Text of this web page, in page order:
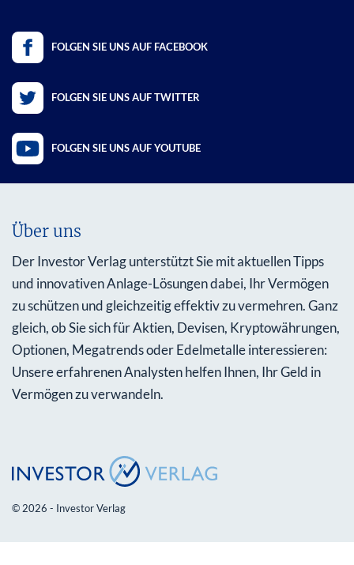
FOLGEN SIE UNS AUF FACEBOOK
FOLGEN SIE UNS AUF TWITTER
FOLGEN SIE UNS AUF YOUTUBE
Über uns
Der Investor Verlag unterstützt Sie mit aktuellen Tipps
und innovativen Anlage-Lösungen dabei, Ihr Vermögen
zu schützen und gleichzeitig effektiv zu vermehren. Ganz
gleich, ob Sie sich für Aktien, Devisen, Kryptowährungen,
Optionen, Megatrends oder Edelmetalle interessieren:
Unsere erfahrenen Analysten helfen Ihnen, Ihr Geld in
Vermögen zu verwandeln.
© 2026 - Investor Verlag